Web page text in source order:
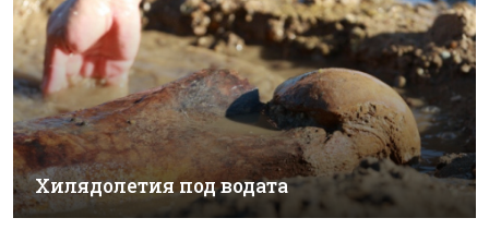
Хилядолетия под водата